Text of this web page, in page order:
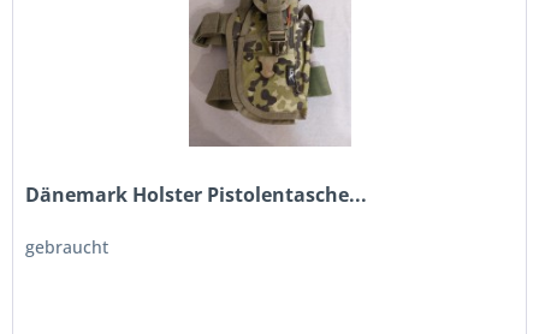
Dänemark Holster Pistolentasche...
gebraucht